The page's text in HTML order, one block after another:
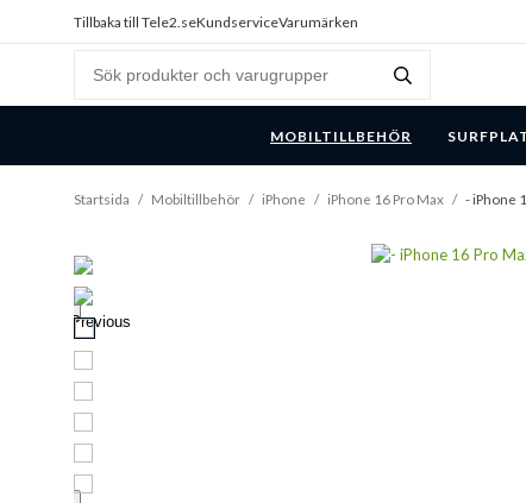
Tillbaka till Tele2.seKundserviceVarumärken
MOBILTILLBEHÖR
Startsida / Mobiltillbehör / iPhone / iPhone 16 Pro Max / - iPhone
Previous